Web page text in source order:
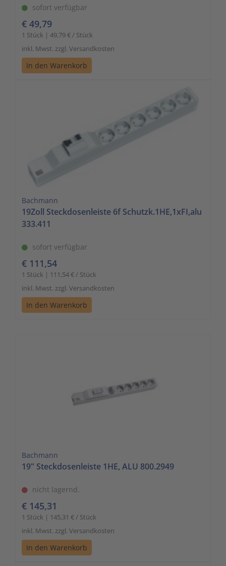
sofort verfügbar
€ 49,79
1 Stück | 49,79 € / Stück
inkl. Mwst. zzgl. Versandkosten
In den Warenkorb
Bachmann
19Zoll Steckdosenleiste 6f Schutzk.1HE,1xFI,alu
333.411
sofort verfügbar
€ 111,54
1 Stück | 111,54 € / Stück
inkl. Mwst. zzgl. Versandkosten
In den Warenkorb
Bachmann
19" Steckdosenleiste 1HE, ALU 800.2949
nicht lagernd.
€ 145,31
1 Stück | 145,31 € / Stück
inkl. Mwst. zzgl. Versandkosten
In den Warenkorb